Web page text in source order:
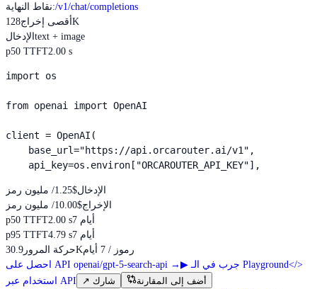
نقاط النهاية:/v1/chat/completions
أقصى إخراج 128K
الإدخال text + image
p50 TTFT2.00 s
import os
from openai import OpenAI
client = OpenAI(
    base_url="https://api.orcarouter.ai/v1",
    api_key=os.environ["ORCAROUTER_API_KEY"],
الإدخال$1.25
/ مليون رمز
الإخراج$10.00
/ مليون رمز
p50 TTFT2.00 s
7 أيام
p95 TTFT4.79 s
7 أيام
حركة المرور30.9K
رموز / 7 أيام
احصل على API openai/gpt-5-search-api → ▶ جرب في الـ Playground</>
استخدام عبر API
↗ شارك
أضف إلى المقارنة